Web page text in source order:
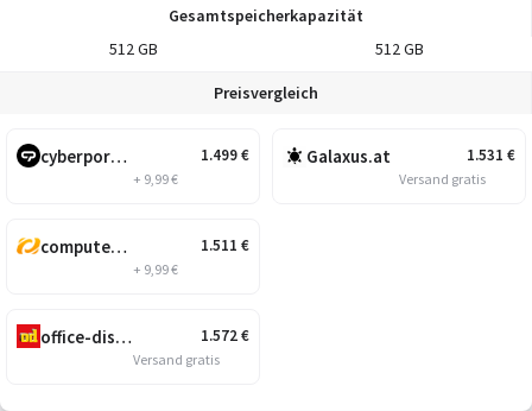
Gesamtspeicherkapazität
512 GB
512 GB
Preisvergleich
1.499€
cyberport.at
+ 9,99 €
1.511 €
computeruniverse.net
+ 9,99 €
1.572€
office-discount.at
Versand gratis
1.531 €
Galaxus.at
Versand gratis